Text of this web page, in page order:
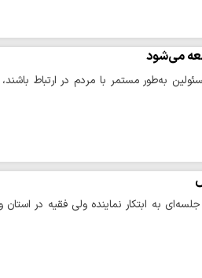
می‌شود
به‌طور مستمر با مردم در ارتباط
به ابتکار نماینده ولی فقیه در